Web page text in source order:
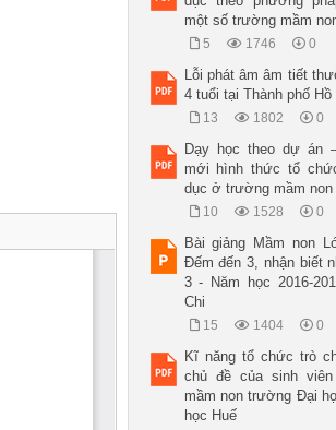
một số trường mầm
5 1746 0
Lỗi phát âm âm tiết
4 tuổi tại Thành phố Hồ
13 1802 0
Dạy học theo dự án
mới hình thức tổ
dục ở trường mầm non
10 1528 0
Bài giảng Mầm non
Đếm đến 3, nhận biết
3 - Năm học 2016-
Chi
15 1404 0
Kĩ năng tổ chức trò
chủ đề của sinh
mầm non trường Đại
học Huế